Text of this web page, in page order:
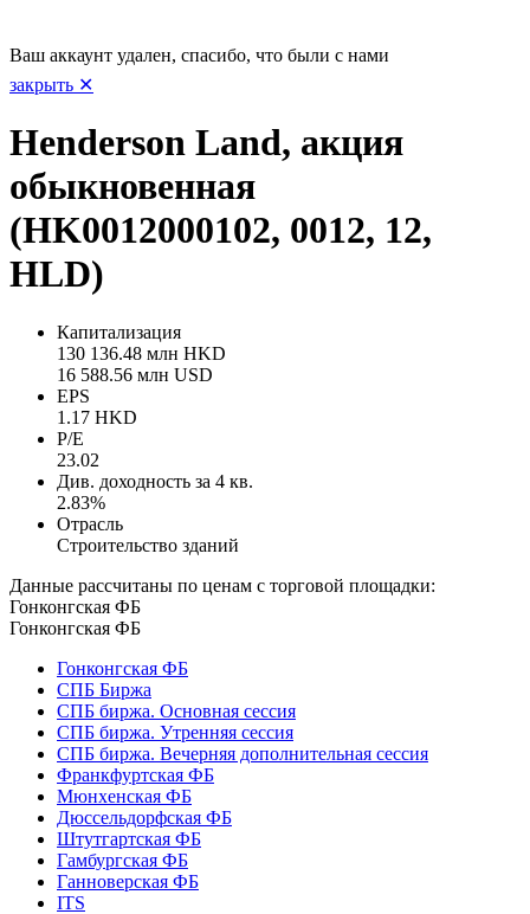
Ваш аккаунт удален, спасибо, что были с нами
закрыть ✕
Henderson Land, акция
обыкновенная
(HK0012000102, 0012, 12,
HLD)
Капитализация
130 136.48 млн HKD
16 588.56 млн USD
EPS
1.17 HKD
P/E
23.02
Див. доходность за 4 кв.
2.83%
Отрасль
Строительство зданий
Данные рассчитаны по ценам с торговой площадки:
Гонконгская ФБ
Гонконгская ФБ
Гонконгская ФБ
СПБ Биржа
СПБ биржа. Основная сессия
СПБ биржа. Утренняя сессия
СПБ биржа. Вечерняя дополнительная сессия
Франкфуртская ФБ
Мюнхенская ФБ
Дюссельдорфская ФБ
Штутгартская ФБ
Гамбургская ФБ
Ганноверская ФБ
ITS